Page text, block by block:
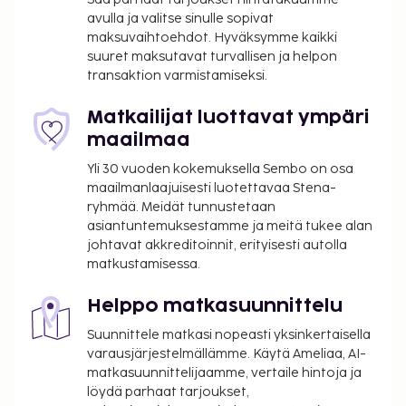
kokoustilat: konferenssikeskus ja kokoushuoneita.
Palveluihin kuuluu maksullinen omatoiminen
pysäköinti. Seuraavat palvelut ovat saatavilla:
ilmainen langaton internetyhteys, concierge-
palvelut ja lahjatavaraliikkeitä/lehtikioskeja. Tämän
art deco -tyylisen huoneistohotellin palveluihin
kuuluu myös televisio yleisissä tiloissa ja juhlasali.
Huoneistohotellin ravintola, 2cero7, on hyvä paikka
lounaan, illallisen tai brunssin nauttimiseen.
Palveluihin kuuluu myös kahvila ja huonepalvelu
(rajoitettuina aikoina). Maksullinen buffetaamiainen
tarjotaan päivittäin klo 7.00–10.30.
suoritettavat maksut. Maksuihin saattaa sisältyä
sovellettavat verot:
Kaupunki perii kaupunkiveron, joka maksetaan
majoituspaikassa. Poikkeuksia tai alennuksia
avulla ja valitse sinulle sopivat
maksuvaihtoehdot. Hyväksymme kaikki
suuret maksutavat turvallisen ja helpon
transaktion varmistamiseksi.
Matkailijat luottavat ympäri
maailmaa
Yli 30 vuoden kokemuksella Sembo on osa
maailmanlaajuisesti luotettavaa Stena-
ryhmää. Meidät tunnustetaan
asiantuntemuksestamme ja meitä tukee alan
johtavat akkreditoinnit, erityisesti autolla
matkustamisessa.
Helppo matkasuunnittelu
Suunnittele matkasi nopeasti yksinkertaisella
varausjärjestelmällämme. Käytä Ameliaa, AI-
matkasuunnittelijaamme, vertaile hintoja ja
löydä parhaat tarjoukset,